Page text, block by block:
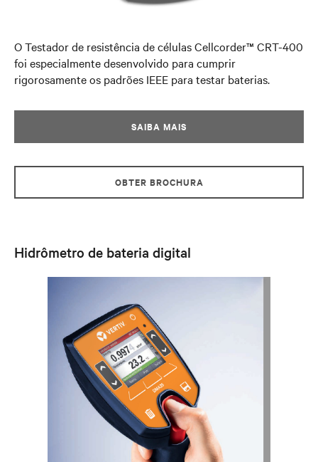
O Testador de resistência de células Cellcorder™ CRT-400
foi especialmente desenvolvido para cumprir
rigorosamente os padrões IEEE para testar baterias.
SAIBA MAIS
OBTER BROCHURA
Hidrômetro de bateria digital